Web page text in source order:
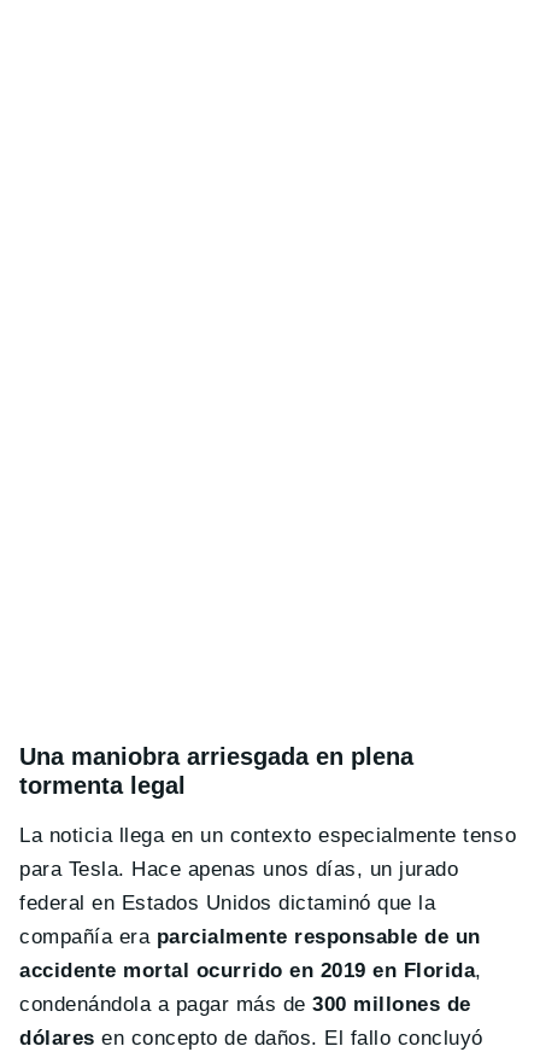
Una maniobra arriesgada en plena
tormenta legal
La noticia llega en un contexto especialmente tenso
para Tesla. Hace apenas unos días, un jurado
federal en Estados Unidos dictaminó que la
compañía era parcialmente responsable de un
accidente mortal ocurrido en 2019 en Florida,
condenándola a pagar más de300 millones de
dólares en concepto de daños. El fallo concluyó